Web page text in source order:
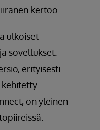
kertoo.
ulkoiset
sovellukset.
erityisesti
on yleinen